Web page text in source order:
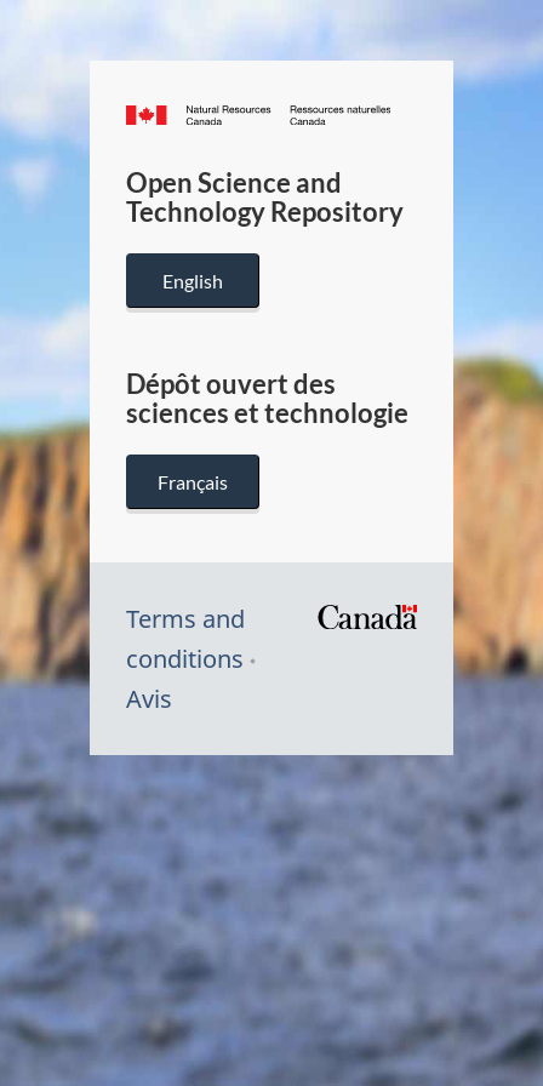
Canada.ca
/
Canada
Open Science and
Technology Repository
English
Dépôt ouvert des
sciences et technologie
Français
Terms and
conditions
Avis
Symbole
Canada